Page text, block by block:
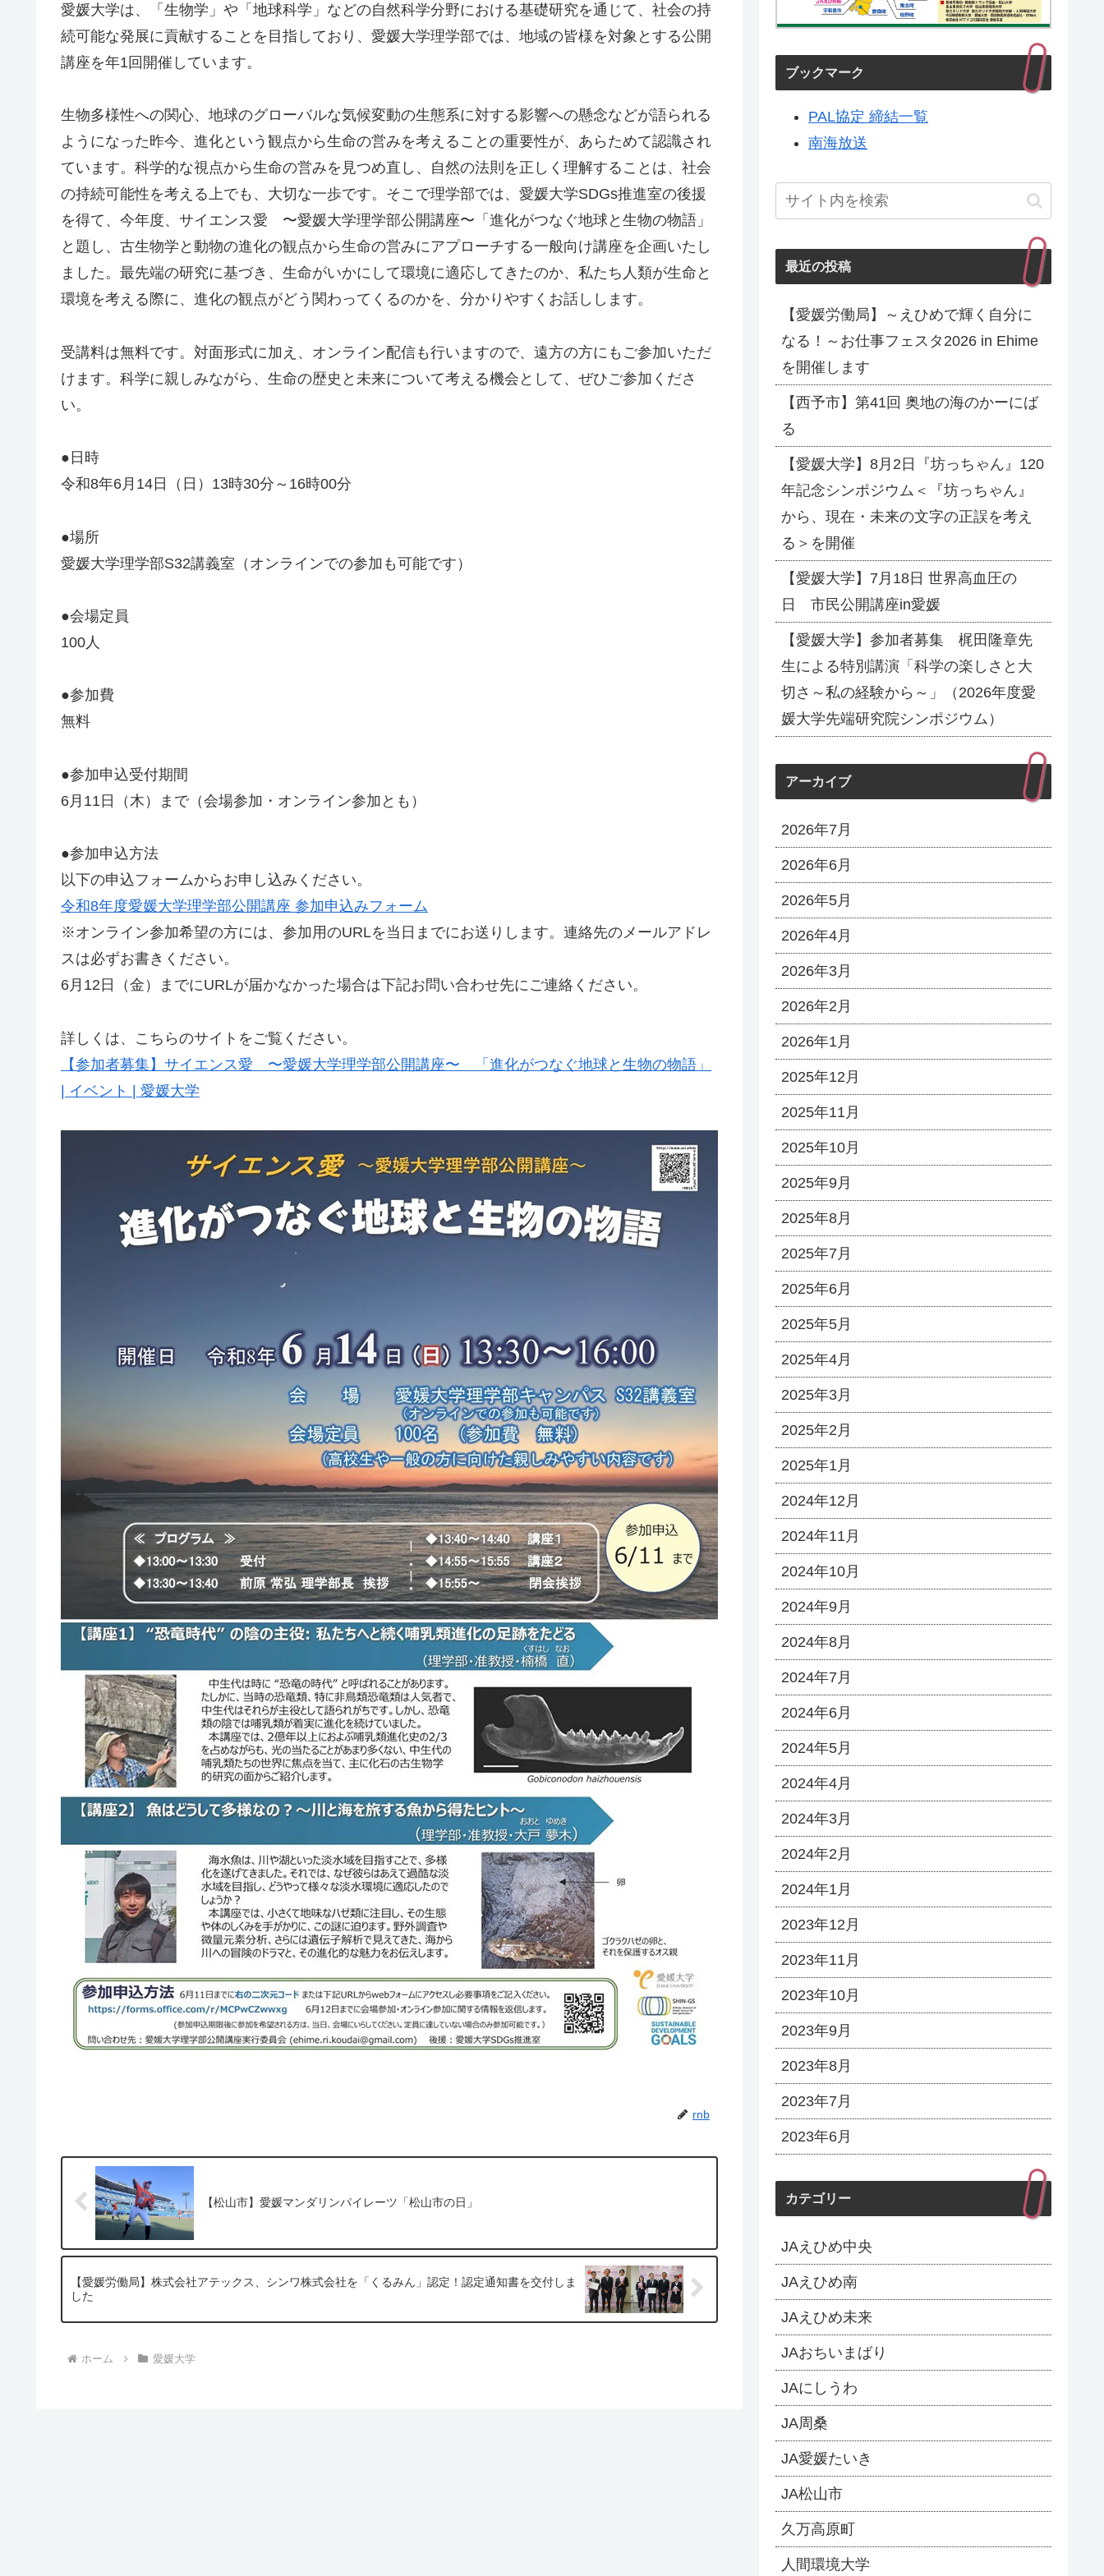
愛媛大学は、「生物学」や「地球科学」などの自然科学分野における基礎研究を通じて、社会の持
続可能な発展に貢献することを目指しており、愛媛大学理学部では、地域の皆様を対象とする公開
講座を年1回開催しています。
生物多様性への関心、地球のグローバルな気候変動の生態系に対する影響への懸念などが語られる
ようになった昨今、進化という観点から生命の営みを考えることの重要性が、あらためて認識され
ています。科学的な視点から生命の営みを見つめ直し、自然の法則を正しく理解することは、社会
の持続可能性を考える上でも、大切な一歩です。そこで理学部では、愛媛大学SDGs推進室の後援
を得て、今年度、サイエンス愛 〜愛媛大学理学部公開講座〜「進化がつなぐ地球と生物の物語」
と題し、古生物学と動物の進化の観点から生命の営みにアプローチする一般向け講座を企画いたし
ました。最先端の研究に基づき、生命がいかにして環境に適応してきたのか、私たち人類が生命と
環境を考える際に、進化の観点がどう関わってくるのかを、分かりやすくお話しします。
受講料は無料です。対面形式に加え、オンライン配信も行いますので、遠方の方にもご参加いただ
けます。科学に親しみながら、生命の歴史と未来について考える機会として、ぜひご参加くださ
い。
●日時
令和8年6月14日（日）13時30分～16時00分
●場所
愛媛大学理学部S32講義室（オンラインでの参加も可能です）
●会場定員
100人
●参加費
無料
●参加申込受付期間
6月11日（木）まで（会場参加・オンライン参加とも）
●参加申込方法
以下の申込フォームからお申し込みください。
令和8年度愛媛大学理学部公開講座 参加申込みフォーム
※オンライン参加希望の方には、参加用のURLを当日までにお送りします。連絡先のメールアドレ
スは必ずお書きください。
6月12日（金）までにURLが届かなかった場合は下記お問い合わせ先にご連絡ください。
詳しくは、こちらのサイトをご覧ください。
【参加者募集】サイエンス愛 〜愛媛大学理学部公開講座〜 「進化がつなぐ地球と生物の物語」
| イベント | 愛媛大学
rnb
【松山市】愛媛マンダリンパイレーツ「松山市の日」
【愛媛労働局】株式会社アテックス、シンワ株式会社を「くるみん」認定！認定通知書を交付しま
した
ホーム 愛媛大学
ブックマーク
PAL協定 締結一覧
南海放送
最近の投稿
【愛媛労働局】～えひめで輝く自分に
なる！～お仕事フェスタ2026 in Ehime
を開催します
【西予市】第41回 奥地の海のかーにば
る
【愛媛大学】8月2日『坊っちゃん』120
年記念シンポジウム＜『坊っちゃん』
から、現在・未来の文字の正誤を考え
る＞を開催
【愛媛大学】7月18日 世界高血圧の
日 市民公開講座in愛媛
【愛媛大学】参加者募集 梶田隆章先
生による特別講演「科学の楽しさと大
切さ～私の経験から～」（2026年度愛
媛大学先端研究院シンポジウム）
アーカイブ
2026年7月
2026年6月
2026年5月
2026年4月
2026年3月
2026年2月
2026年1月
2025年12月
2025年11月
2025年10月
2025年9月
2025年8月
2025年7月
2025年6月
2025年5月
2025年4月
2025年3月
2025年2月
2025年1月
2024年12月
2024年11月
2024年10月
2024年9月
2024年8月
2024年7月
2024年6月
2024年5月
2024年4月
2024年3月
2024年2月
2024年1月
2023年12月
2023年11月
2023年10月
2023年9月
2023年8月
2023年7月
2023年6月
カテゴリー
JAえひめ中央
JAえひめ南
JAえひめ未来
JAおちいまばり
JAにしうわ
JA周桑
JA愛媛たいき
JA松山市
久万高原町
人間環境大学